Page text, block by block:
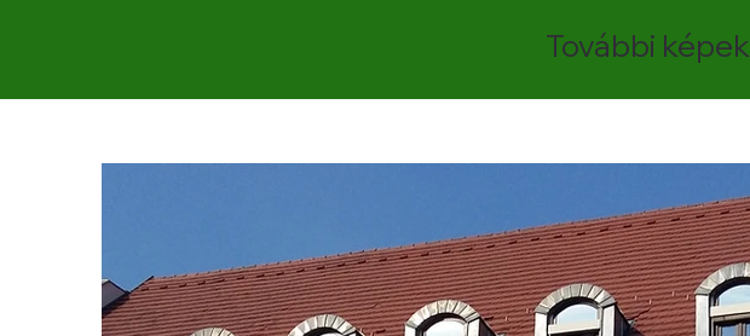
További képek